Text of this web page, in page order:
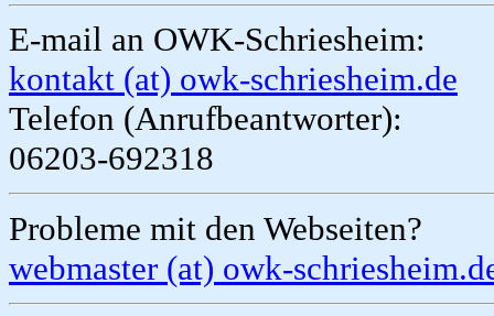
E-mail an OWK-Schriesheim:
kontakt (at) owk-schriesheim.de
Telefon (Anrufbeantworter):
06203-692318
Probleme mit den Webseiten?
webmaster (at) owk-